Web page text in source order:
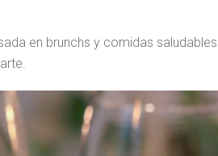
en brunchs y comidas